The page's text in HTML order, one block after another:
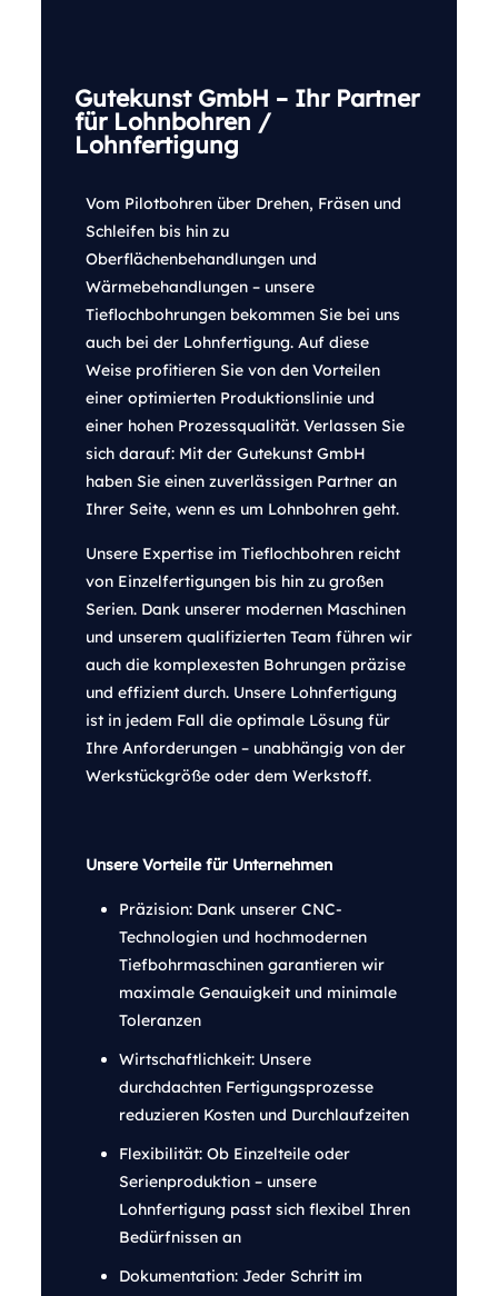
Gutekunst GmbH – Ihr Partner
für Lohnbohren /
Lohnfertigung
Vom Pilotbohren über Drehen, Fräsen und
Schleifen bis hin zu
Oberflächenbehandlungen und
Wärmebehandlungen – unsere
Tieflochbohrungen bekommen Sie bei uns
auch bei der Lohnfertigung. Auf diese
Weise profitieren Sie von den Vorteilen
einer optimierten Produktionslinie und
einer hohen Prozessqualität. Verlassen Sie
sich darauf: Mit der Gutekunst GmbH
haben Sie einen zuverlässigen Partner an
Ihrer Seite, wenn es um Lohnbohren geht.
Unsere Expertise im Tieflochbohren reicht
von Einzelfertigungen bis hin zu großen
Serien. Dank unserer modernen Maschinen
und unserem qualifizierten Team führen wir
auch die komplexesten Bohrungen präzise
und effizient durch. Unsere Lohnfertigung
ist in jedem Fall die optimale Lösung für
Ihre Anforderungen – unabhängig von der
Werkstückgröße oder dem Werkstoff.
Unsere Vorteile für Unternehmen
Präzision: Dank unserer CNC-
Technologien und hochmodernen
Tiefbohrmaschinen garantieren wir
maximale Genauigkeit und minimale
Toleranzen
Wirtschaftlichkeit: Unsere
durchdachten Fertigungsprozesse
reduzieren Kosten und Durchlaufzeiten
Flexibilität: Ob Einzelteile oder
Serienproduktion – unsere
Lohnfertigung passt sich flexibel Ihren
Bedürfnissen an
Dokumentation: Jeder Schritt im